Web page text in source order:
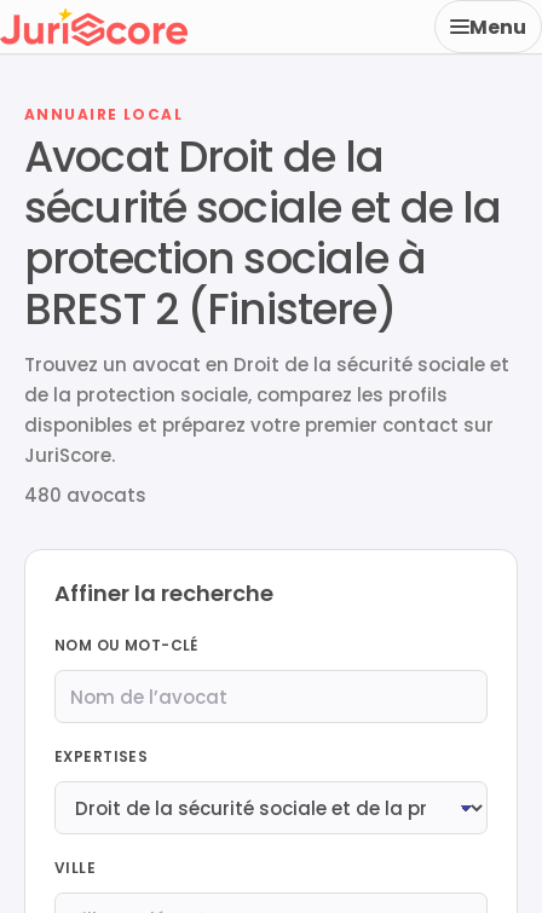
Menu
ANNUAIRE LOCAL
Avocat Droit de la
sécurité sociale et de la
protection sociale à
BREST 2 (Finistere)
Trouvez un avocat en Droit de la sécurité sociale et
de la protection sociale, comparez les profils
disponibles et préparez votre premier contact sur
JuriScore.
480 avocats
Affiner la recherche
NOM OU MOT-CLÉ
EXPERTISES
VILLE